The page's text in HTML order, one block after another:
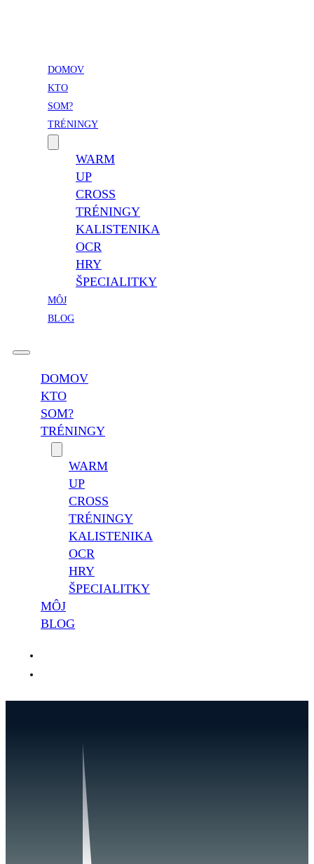
DOMOV
KTO
SOM?
TRÉNINGY
WARM
UP
CROSS
TRÉNINGY
KALISTENIKA
OCR
HRY
ŠPECIALITKY
MÔJ
BLOG
DOMOV
KTO
SOM?
TRÉNINGY
WARM
UP
CROSS
TRÉNINGY
KALISTENIKA
OCR
HRY
ŠPECIALITKY
MÔJ
BLOG